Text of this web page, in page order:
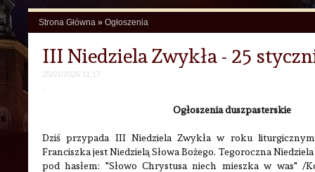
Strona Główna » Ogłoszenia
III Niedziela Zwykła - 25
25/01/2026 11:17
Ogłoszenia duszpasterskie
Dziś przypada III Niedziela Zwykła w roku
Franciszka jest Niedzielą Słowa Bożego. Tegoroczna
pod hasłem: "Słowo Chrystusa niech mieszka w was" /